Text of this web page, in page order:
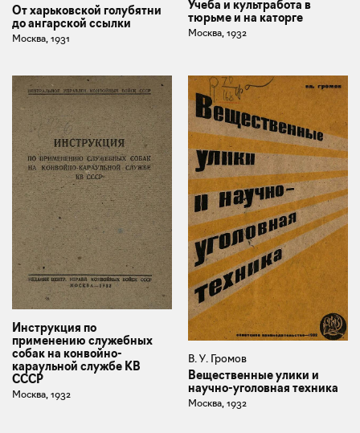
От харьковской голубятни
до ангарской ссылки
Москва, 1931
Учеба и культработа в
тюрьме и на каторге
Москва, 1932
Инструкция по
применению служебных
собак на конвойно-
караульной службе КВ
СССР
Москва, 1932
В. У. Громов
Вещественные улики и
научно-уголовная техника
Москва, 1932